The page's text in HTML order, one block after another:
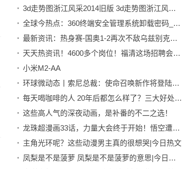
3d走势图浙江风采2014旧版 3d走势图浙江风采|环球今日报
全球今热点：360终端安全管理系统卸载密码_长城物业信息管理系统密码忘了怎么办
最新资讯：热身赛-国奥1-2再次不敌乌兹别克斯坦U23，面对对手两连败
天天热资讯！4600多个岗位！福清这场招聘会太火爆！
小米M2-AA
环球微动态丨索尼总裁：使命召唤新作将登陆PS平台
每天喝咖啡的人 20年后都怎么样了？三大好处、三大不要_焦点资讯
这些高人气的深夜动画，是补番的不二之选！
龙珠超漫画33话，力量大会终于开始！悟空遭第十一宇宙围攻？ 信息
主角光环呢？这些动漫男主真的很想哭|今日热文
凤梨是不是菠萝 凤梨是不是菠萝的意思|今日热搜